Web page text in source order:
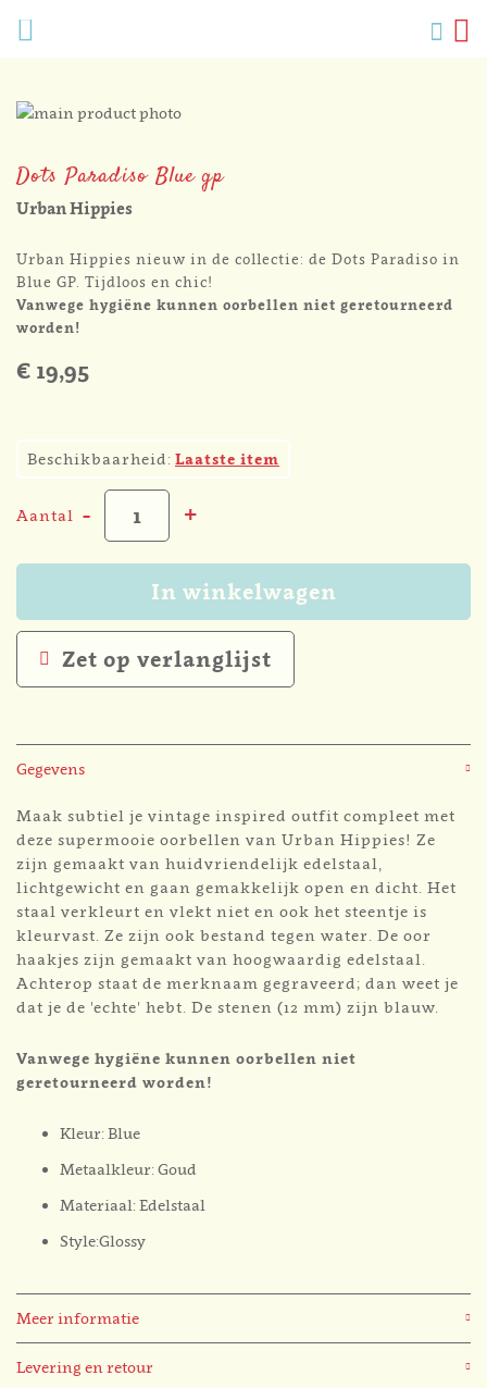
Zoek
Dots Paradiso Blue gp
Urban Hippies
Urban Hippies nieuw in de collectie: de Dots Paradiso in
Blue GP. Tijdloos en chic!
Vanwege hygiëne kunnen oorbellen niet geretourneerd
worden!
€ 19,95
Beschikbaarheid: Laatste item
Aantal - +
In winkelwagen
Zet op verlanglijst
Gegevens
Maak subtiel je vintage inspired outfit compleet met
deze supermooie oorbellen van Urban Hippies! Ze
zijn gemaakt van huidvriendelijk edelstaal,
lichtgewicht en gaan gemakkelijk open en dicht. Het
staal verkleurt en vlekt niet en ook het steentje is
kleurvast. Ze zijn ook bestand tegen water. De oor
haakjes zijn gemaakt van hoogwaardig edelstaal.
Achterop staat de merknaam gegraveerd; dan weet je
dat je de 'echte' hebt. De stenen (12 mm) zijn blauw.
Vanwege hygiëne kunnen oorbellen niet
geretourneerd worden!
Kleur: Blue
Metaalkleur: Goud
Materiaal: Edelstaal
Style:Glossy
Meer informatie
Levering en retour
Ga
einde
van
afbeeldingen-
gallerij
het
begin
de
afbeeldingen-
gallerij